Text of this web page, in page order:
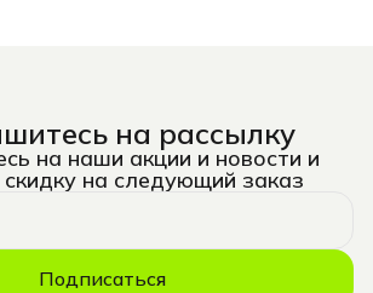
на рассылку
на наши акции и новости и
скидку на следующий заказ
Подписаться